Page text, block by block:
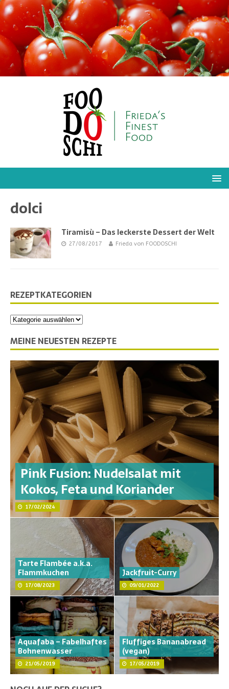
dolci
Tiramisù – Das leckerste Dessert der Welt
27/08/2017 Frieda von FOODOSCHI
REZEPTKATEGORIEN
MEINE NEUESTEN REZEPTE
Pink Fusion: Nudelsalat mit
Kokos, Feta und Koriander
17/02/2024
Tarte Flambée a.k.a.
Flammkuchen
17/08/2023
Jackfruit-Curry
09/01/2022
Aquafaba – Fabelhaftes
Bohnenwasser
21/05/2019
Fluffiges Bananabread
(vegan)
17/05/2019